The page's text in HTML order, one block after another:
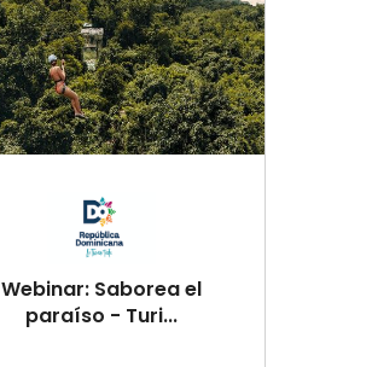
Webinar: Saborea el
paraíso - Turi...